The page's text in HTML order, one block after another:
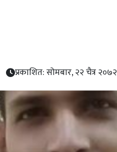
प्रकाशित: सोमबार, २२ चैत्र २०७२